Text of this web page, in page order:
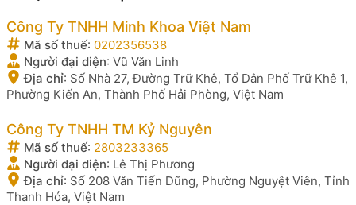
Công Ty TNHH Minh Khoa Việt Nam
Mã số thuế: 0202356538
Người đại diện: Vũ Văn Linh
Địa chỉ: Số Nhà 27, Đường Trữ Khê, Tổ Dân Phố Trữ Khê 1,
Phường Kiến An, Thành Phố Hải Phòng, Việt Nam
Công Ty TNHH TM Kỷ Nguyên
Mã số thuế: 2803233365
Người đại diện: Lê Thị Phương
Địa chỉ: Số 208 Văn Tiến Dũng, Phường Nguyệt Viên, Tỉnh
Thanh Hóa, Việt Nam